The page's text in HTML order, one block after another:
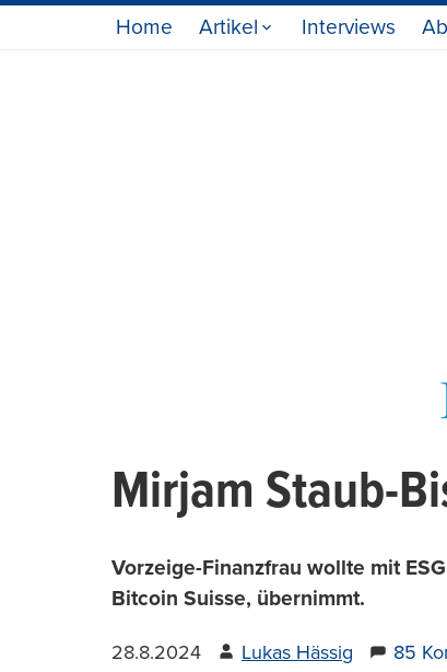
Home Artikel Interviews
Mirjam Staub-
Vorzeige-Finanzfrau wollte mit
Bitcoin Suisse, übernimmt.
28.8.2024 Lukas Hässig 85